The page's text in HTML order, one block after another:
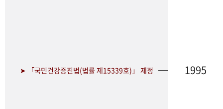
➤ 「국민건강증진법(법률 제15339호)」 제정 1995